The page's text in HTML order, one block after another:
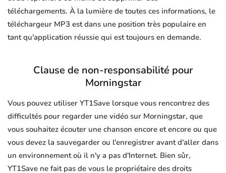
téléchargements. À la lumière de toutes ces informations, le
téléchargeur MP3 est dans une position très populaire en
tant qu'application réussie qui est toujours en demande.
Clause de non-responsabilité pour
Morningstar
Vous pouvez utiliser YT1Save lorsque vous rencontrez des
difficultés pour regarder une vidéo sur Morningstar, que
vous souhaitez écouter une chanson encore et encore ou que
vous devez la sauvegarder ou l'enregistrer avant d'aller dans
un environnement où il n'y a pas d'Internet. Bien sûr,
YT1Save ne fait pas de vous le propriétaire des droits